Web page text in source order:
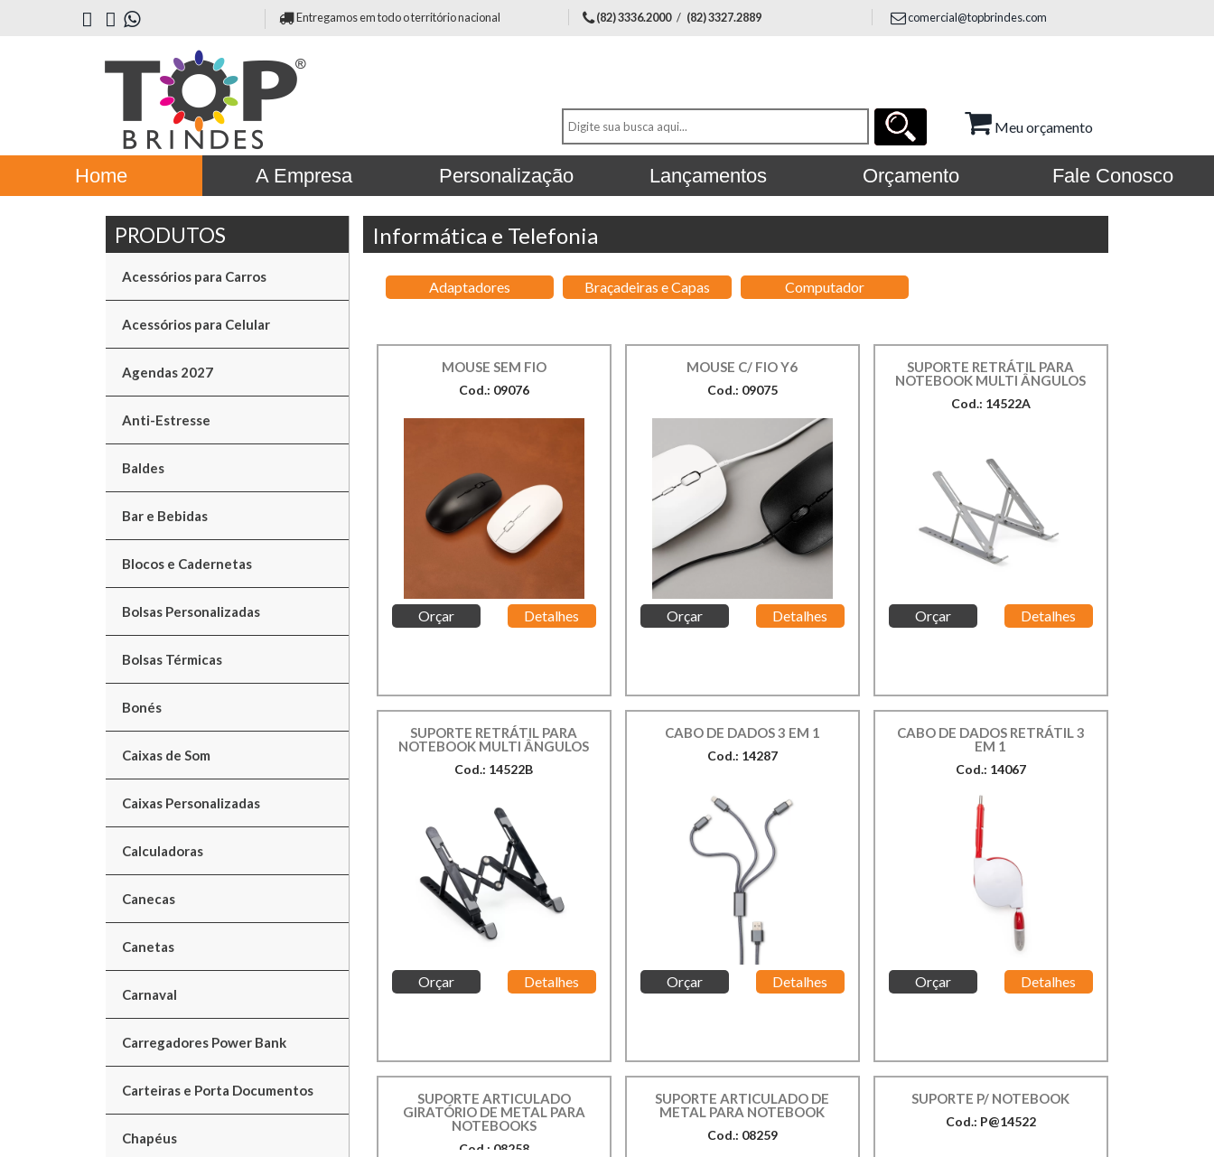
Entregamos em todo o território nacional (82) 3336.2000/ (82) 3327.2889 comercial@topbrindes.com
Meu orçamento
Home A Empresa Personalização Lançamentos Orçamento Fale Conosco
Acessórios para Carros
Acessórios para Celular
Agendas 2027
Anti-Estresse
Baldes
Bar e Bebidas
Blocos e Cadernetas
Bolsas Personalizadas
Bolsas Térmicas
Bonés
Caixas de Som
Caixas Personalizadas
Calculadoras
Canecas
Canetas
Carnaval
Carregadores Power Bank
Carteiras e Porta Documentos
Chapéus
Informática e Telefonia
Adaptadores Braçadeiras e Capas Computador
MOUSE SEM FIO
Cod.: 09076
Orçar Detalhes
MOUSE C/ FIO Y6
Cod.: 09075
Orçar Detalhes
SUPORTE RETRÁTIL PARA
NOTEBOOK MULTI ÂNGULOS
Cod.: 14522A
Orçar Detalhes
SUPORTE RETRÁTIL PARA
NOTEBOOK MULTI ÂNGULOS
Cod.: 14522B
Orçar Detalhes
CABO DE DADOS 3 EM 1
Cod.: 14287
Orçar Detalhes
CABO DE DADOS RETRÁTIL 3
EM 1
Cod.: 14067
Orçar Detalhes
SUPORTE ARTICULADO
GIRATÓRIO DE METAL PARA
NOTEBOOKS
Cod.: 08258
SUPORTE ARTICULADO DE
METAL PARA NOTEBOOK
Cod.: 08259
SUPORTE P/ NOTEBOOK
Cod.: P@14522